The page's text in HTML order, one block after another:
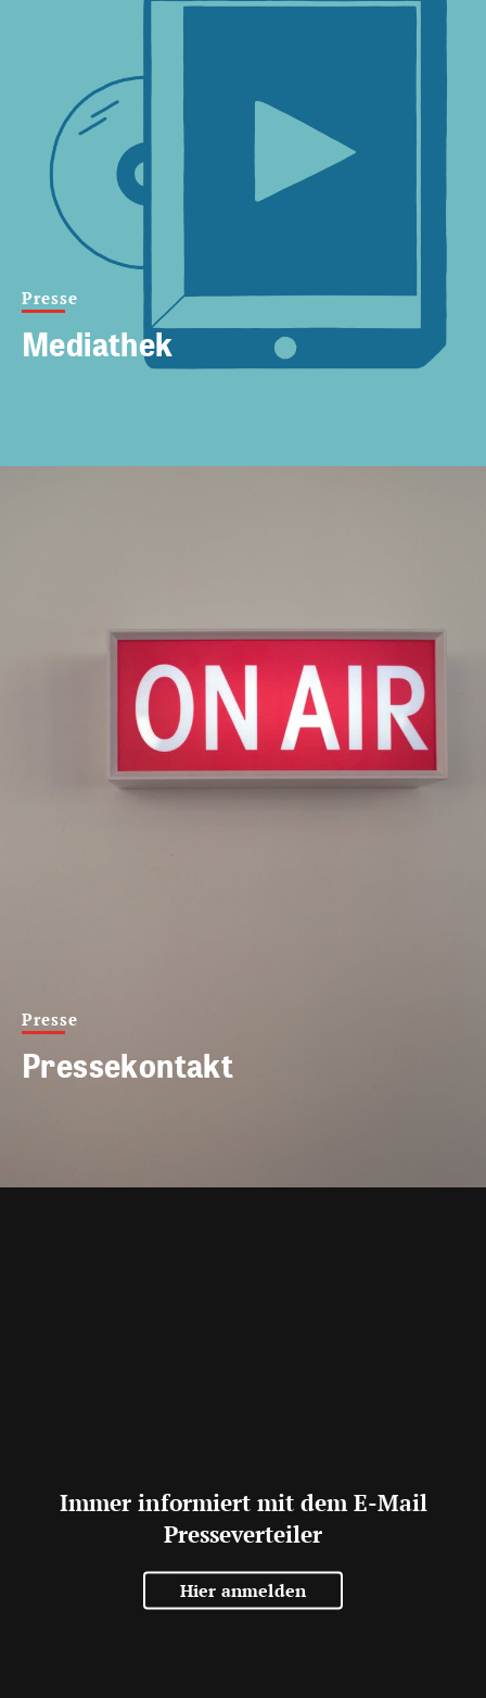
Presse
Mediathek
Presse
Pressekontakt
Immer informiert mit dem E-Mail
Presseverteiler
Hier anmelden